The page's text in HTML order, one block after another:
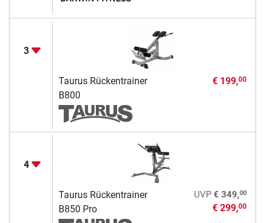
3
Taurus Rückentrainer
B800
€ 199,00
4
Taurus Rückentrainer
B850 Pro
UVP € 349,00
€ 299,00